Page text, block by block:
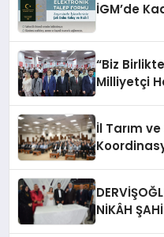
İGM’de
“Biz
Milliyetçi
İl Tarım
NİKÂH